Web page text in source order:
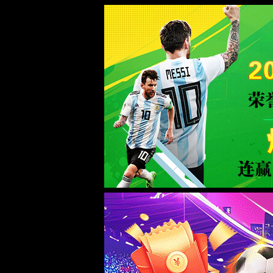
中国·B体育(股份)有限公司-官